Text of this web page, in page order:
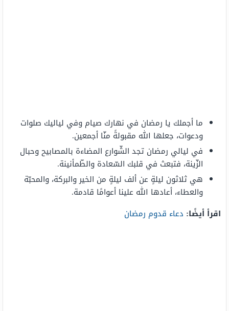
ما أجملك يا رمضان في نهارك صيام وفي لياليك صلوات
ودعوات، جعلها الله مقبولةً منّا أجمعين.
في ليالي رمضان تجد الشّوارع المضاءة بالمصابيح وحبال
الزّينة، فتبعث في قلبك السّعادة والطّمأنينة.
هي ثلاثون ليلةٍ عن ألف ليلةٍ من الخير والبركة، والمحبّة
والعطاء، أعادها الله علينا أعوامًا قادمة.
اقرأ أيضًا: دعاء قدوم رمضان